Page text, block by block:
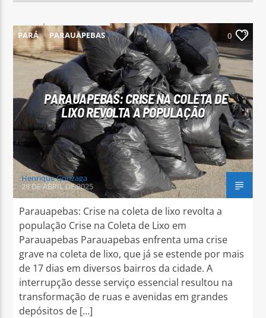
PARÁ PARAUAPEBAS 0
PARAUAPEBAS: CRISE NA COLETA DE
LIXO REVOLTA A POPULAÇÃO
Henrique Gonzaga
28 DE ABRIL DE 2025
Parauapebas: Crise na coleta de lixo revolta a
população Crise na Coleta de Lixo em
Parauapebas Parauapebas enfrenta uma crise
grave na coleta de lixo, que já se estende por mais
de 17 dias em diversos bairros da cidade. A
interrupção desse serviço essencial resultou na
transformação de ruas e avenidas em grandes
depósitos de […]